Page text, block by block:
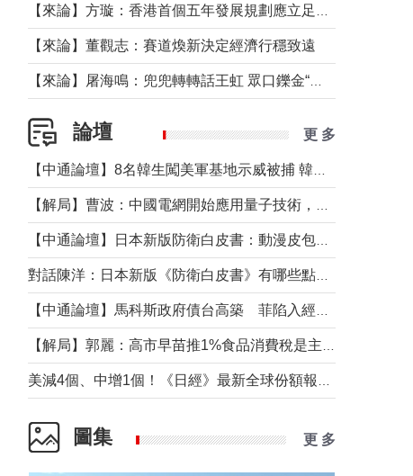
【來論】董觀志：賽道煥新決定經濟行穩致遠
論壇 更 多
圖集 更 多